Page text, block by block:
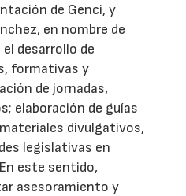
de Genci, y
en nombre de
desarrollo de
formativas y
de jornadas,
elaboración de guías
divulgativos,
legislativas en
este sentido,
asesoramiento y